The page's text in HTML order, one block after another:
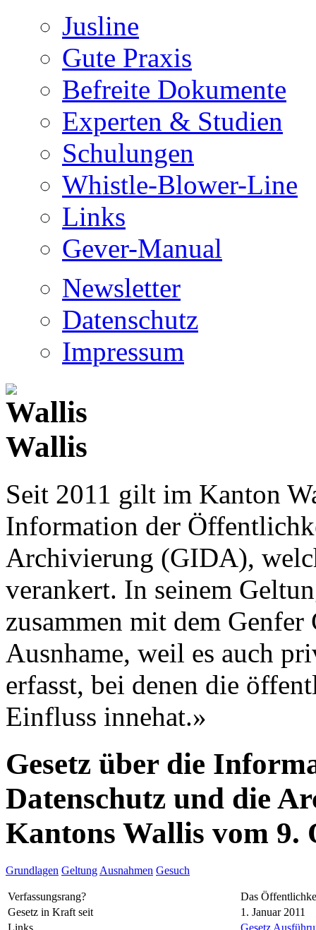
Jusline
Gute Praxis
Befreite Dokumente
Experten & Studien
Schulungen
Whistle-Blower-Line
Links
Gever-Manual
Newsletter
Datenschutz
Impressum
Wallis
Seit 2011 gilt im Kanton
Information der
Archivierung (GIDA),
verankert. In seinem
zusammen mit dem Genfer
Ausnhame, weil es auch
erfasst, bei denen die
Einfluss innehat.»
Gesetz über die
Datenschutz und die
Kantons Wallis vom 9.
Grundlagen Geltung Ausnahmen Gesuch
Verfassungsrang?
Das
Gesetz in Kraft seit
1. Januar 2011
Links
Gesetz